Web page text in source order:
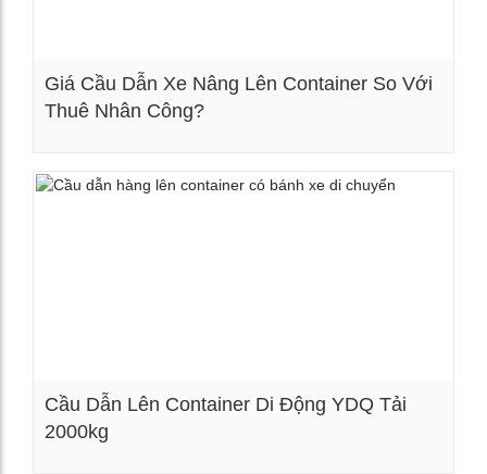
Giá Cầu Dẫn Xe Nâng Lên Container So Với
Thuê Nhân Công?
Cầu Dẫn Lên Container Di Động YDQ Tải
2000kg